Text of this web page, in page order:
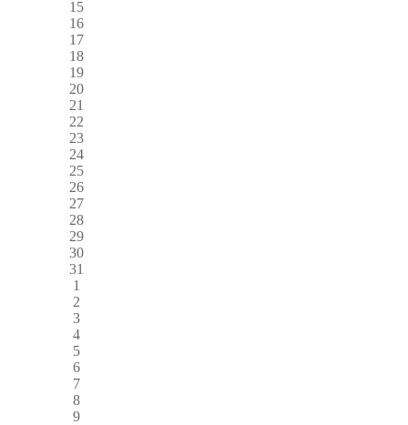
15
16
17
18
19
20
21
22
23
24
25
26
27
28
29
30
31
1
2
3
4
5
6
7
8
9